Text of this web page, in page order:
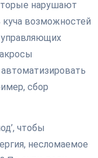
нарушают
куча возможностей
управляющих
сбор
чтобы
несломаемое